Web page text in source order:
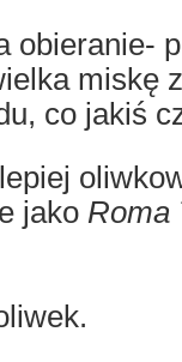
obieranie-
miskę
co jakiś
jako Roma